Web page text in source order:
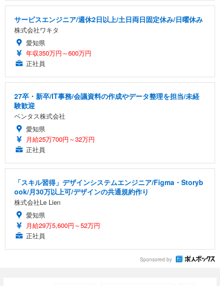
サービスエンジニア/週休2日以上/土日両日固定休み/日曜休み
株式会社ワキタ
愛知県
年収350万円～600万円
正社員
27卒・新卒/IT事務/会議資料の作成やデータ整理を担当/未経
験歓迎
ベンタス株式会社
愛知県
月給25万700円～32万円
正社員
「スキル習得」デザインシステムエンジニア/Figma・Storyb
ook/月30万以上可/デザインの共通規約作り
株式会社Le Lien
愛知県
月給29万5,600円～52万円
正社員
Sponsored by